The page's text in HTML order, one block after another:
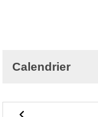
Calendrier